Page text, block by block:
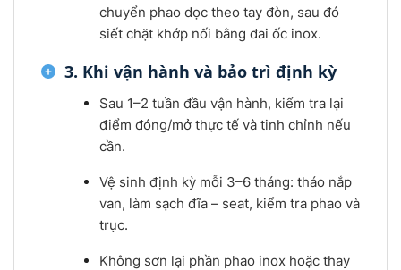
chuyển phao dọc theo tay đòn, sau đó
siết chặt khớp nối bằng đai ốc inox.
3. Khi vận hành và bảo trì định kỳ
Sau 1–2 tuần đầu vận hành, kiểm tra lại
điểm đóng/mở thực tế và tinh chỉnh nếu
cần.
Vệ sinh định kỳ mỗi 3–6 tháng: tháo nắp
van, làm sạch đĩa – seat, kiểm tra phao và
trục.
Không sơn lại phần phao inox hoặc thay